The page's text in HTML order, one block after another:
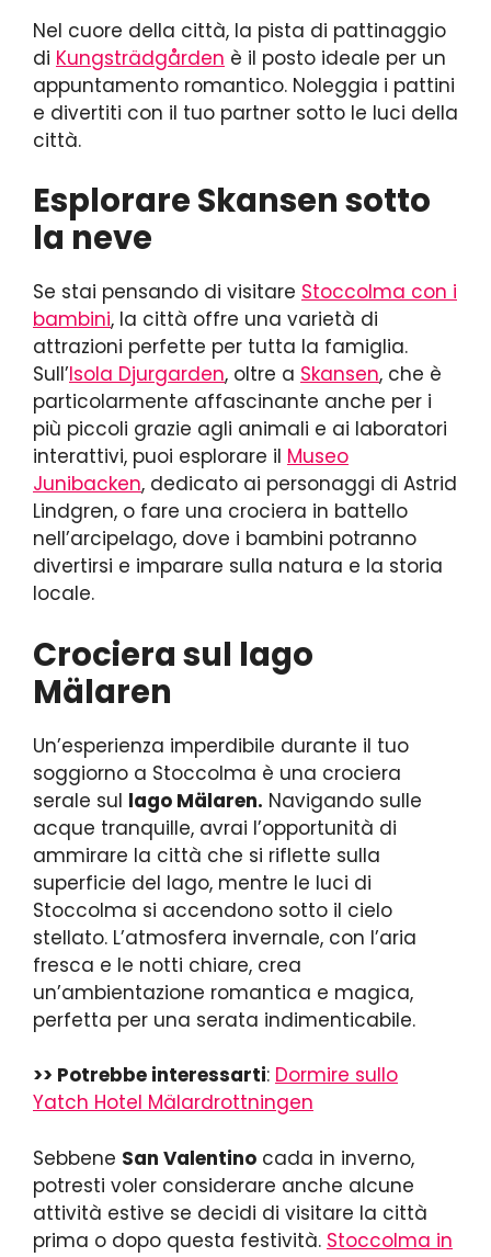
Nel cuore della città, la pista di pattinaggio
di Kungsträdgården è il posto ideale per un
appuntamento romantico. Noleggia i pattini
e divertiti con il tuo partner sotto le luci della
città.
Esplorare Skansen sotto
la neve
Se stai pensando di visitare Stoccolma con i
bambini, la città offre una varietà di
attrazioni perfette per tutta la famiglia.
Sull’Isola Djurgarden, oltre a Skansen, che è
particolarmente affascinante anche per i
più piccoli grazie agli animali e ai laboratori
interattivi, puoi esplorare il Museo
Junibacken, dedicato ai personaggi di Astrid
Lindgren, o fare una crociera in battello
nell’arcipelago, dove i bambini potranno
divertirsi e imparare sulla natura e la storia
locale.
Crociera sul lago
Mälaren
Un’esperienza imperdibile durante il tuo
soggiorno a Stoccolma è una crociera
serale sul lago Mälaren. Navigando sulle
acque tranquille, avrai l’opportunità di
ammirare la città che si riflette sulla
superficie del lago, mentre le luci di
Stoccolma si accendono sotto il cielo
stellato. L’atmosfera invernale, con l’aria
fresca e le notti chiare, crea
un’ambientazione romantica e magica,
perfetta per una serata indimenticabile.
>> Potrebbe interessarti: Dormire sullo
Yatch Hotel Mälardrottningen
Sebbene San Valentino cada in inverno,
potresti voler considerare anche alcune
attività estive se decidi di visitare la città
prima o dopo questa festività. Stoccolma in